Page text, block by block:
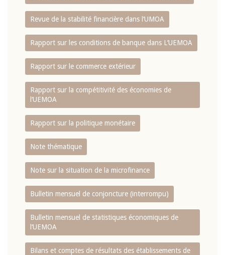
Revue de la stabilité financière dans l‘UMOA
Rapport sur les conditions de banque dans L‘UEMOA
Rapport sur le commerce extérieur
Rapport sur la compétitivité des économies de
l‘UEMOA
Rapport sur la politique monétaire
Note thématique
Note sur la situation de la microfinance
Bulletin mensuel de conjoncture (interrompu)
Bulletin mensuel de statistiques économiques de
l‘UEMOA
Bilans et comptes de résultats des établissements de